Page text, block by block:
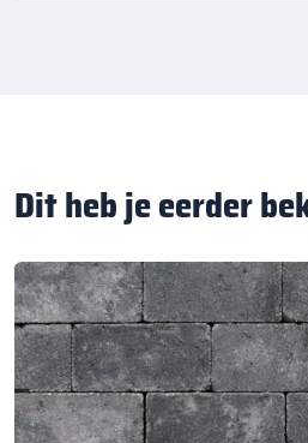
Dit heb je eerder